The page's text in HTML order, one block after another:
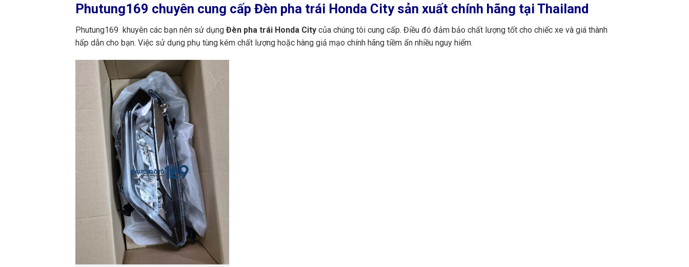
Phutung169 chuyên cung cấp Đèn pha trái Honda City sản xuất chính hãng tại Thailand
Phutung169 khuyên các bạn nên sử dụng Đèn pha trái Honda City của chúng tôi cung cấp. Điều đó đảm bảo chất lượng tốt cho chiếc xe và giá thành
hấp dẫn cho bạn. Việc sử dụng phụ tùng kém chất lượng hoặc hàng giả mạo chính hãng tiềm ẩn nhiều nguy hiểm.